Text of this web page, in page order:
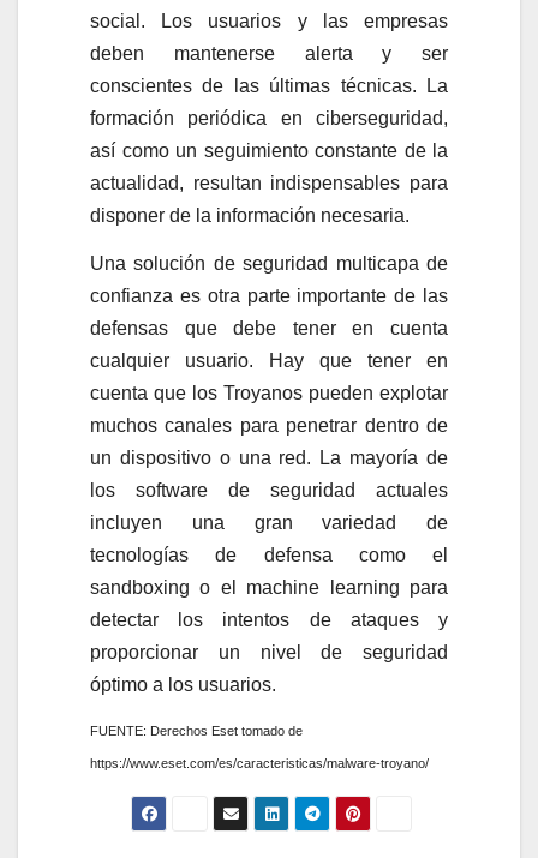
social. Los usuarios y las empresas
deben mantenerse alerta y ser
conscientes de las últimas técnicas. La
formación periódica en ciberseguridad,
así como un seguimiento constante de la
actualidad, resultan indispensables para
disponer de la información necesaria.
Una solución de seguridad multicapa de
confianza es otra parte importante de las
defensas que debe tener en cuenta
cualquier usuario. Hay que tener en
cuenta que los Troyanos pueden explotar
muchos canales para penetrar dentro de
un dispositivo o una red. La mayoría de
los software de seguridad actuales
incluyen una gran variedad de
tecnologías de defensa como el
sandboxing o el machine learning para
detectar los intentos de ataques y
proporcionar un nivel de seguridad
óptimo a los usuarios.
FUENTE: Derechos Eset tomado de
https://www.eset.com/es/caracteristicas/malware-troyano/